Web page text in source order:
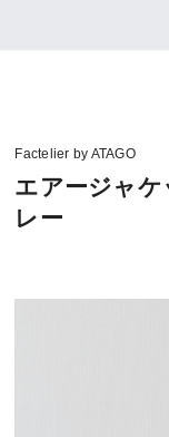
Factelier by ATAGO
エアージャ
レー